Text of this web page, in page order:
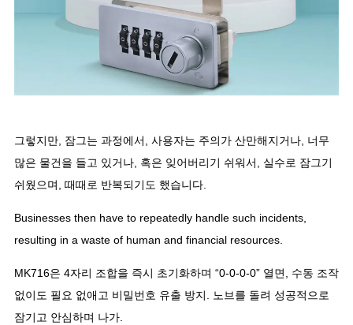
그렇지만, 잠그는 과정에서, 사용자는 주의가 산만해지거나, 너무
많은 물건을 들고 있거나, 혹은 잊어버리기 쉬워서, 실수로 잠그기
쉬웠으며, 때때로 반복되기도 했습니다.
Businesses then have to repeatedly handle such incidents,
resulting in a waste of human and financial resources.
MK716은 4자리 조합을 즉시 초기화하며 “0-0-0-0” 열면, 수동 조작
없이도 필요 없애고 비밀번호 유출 방지. 노브를 돌려 성공적으로
잠기고 안심하며 나가.